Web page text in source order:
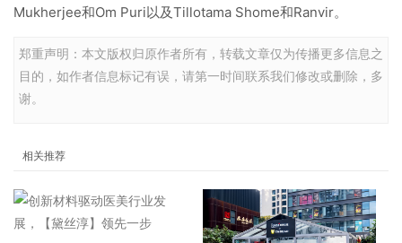
Mukherjee和Om Puri以及Tillotama Shome和Ranvir。
郑重声明：本文版权归原作者所有，转载文章仅为传播更多信息之
目的，如作者信息标记有误，请第一时间联系我们修改或删除，多
谢。
相关推荐